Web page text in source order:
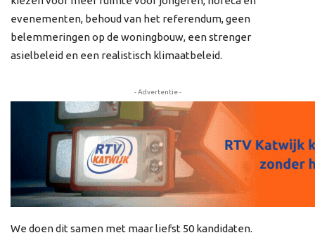
evenementen, behoud van het referendum, geen
belemmeringen op de woningbouw, een strenger
asielbeleid en een realistisch klimaatbeleid.
- Advertentie -
We doen dit samen met maar liefst 50 kandidaten.